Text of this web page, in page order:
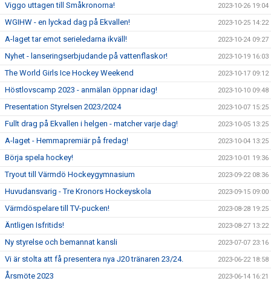
Viggo uttagen till Småkronorna! 2023-10-26 19:04
WGIHW - en lyckad dag på Ekvallen! 2023-10-25 14:22
A-laget tar emot serieledarna ikväll! 2023-10-24 09:27
Nyhet - lanseringserbjudande på vattenflaskor! 2023-10-19 16:03
The World Girls Ice Hockey Weekend 2023-10-17 09:12
Höstlovscamp 2023 - anmälan öppnar idag! 2023-10-10 09:48
Presentation Styrelsen 2023/2024 2023-10-07 15:25
Fullt drag på Ekvallen i helgen - matcher varje dag! 2023-10-05 13:25
A-laget - Hemmapremiär på fredag! 2023-10-04 13:25
Börja spela hockey! 2023-10-01 19:36
Tryout till Värmdö Hockeygymnasium 2023-09-22 08:36
Huvudansvarig - Tre Kronors Hockeyskola 2023-09-15 09:00
Värmdöspelare till TV-pucken! 2023-08-28 19:25
Äntligen Isfritids! 2023-08-27 13:22
Ny styrelse och bemannat kansli 2023-07-07 23:16
Vi är stolta att få presentera nya J20 tränaren 23/24. 2023-06-22 18:58
Årsmöte 2023 2023-06-14 16:21